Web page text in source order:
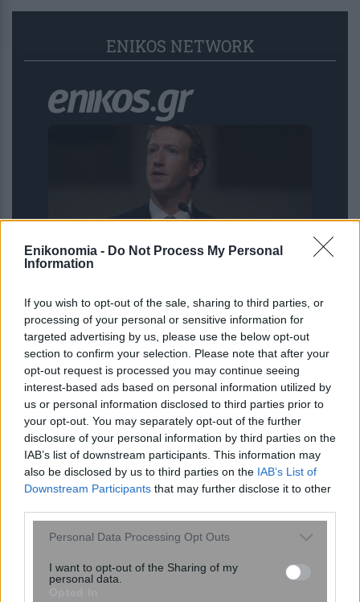
Enikonomia - Do Not Process My Personal
Information
If you wish to opt-out of the sale, sharing to third parties, or
processing of your personal or sensitive information for
targeted advertising by us, please use the below opt-out
section to confirm your selection. Please note that after your
opt-out request is processed you may continue seeing
interest-based ads based on personal information utilized by
us or personal information disclosed to third parties prior to
your opt-out. You may separately opt-out of the further
disclosure of your personal information by third parties on the
IAB’s list of downstream participants. This information may
also be disclosed by us to third parties on the IAB’s List of
Downstream Participants that may further disclose it to other
Please note that this website/app uses one or more Google
not limited to your visit or usage behaviour. You may click to
grant or deny consent to Google and its third-party tags to
Personal Data Processing Opt Outs
I want to opt-out of the Sharing of my
personal data.
ENIKOS NETWORK
Meta: Πρόστιμο-μαμούθ 567 εκατ.
δολαρίων για την προστασία των
παιδιών – Δικαστής την χαρακτήρισε
«δημόσιο κίνδυνο»
Τουρισμός: Στο μικροσκόπιο των
Αρχών νέα «πατέντα» των εργοδοτών
με την Ψηφιακή Κάρτα Εργασίας – Το